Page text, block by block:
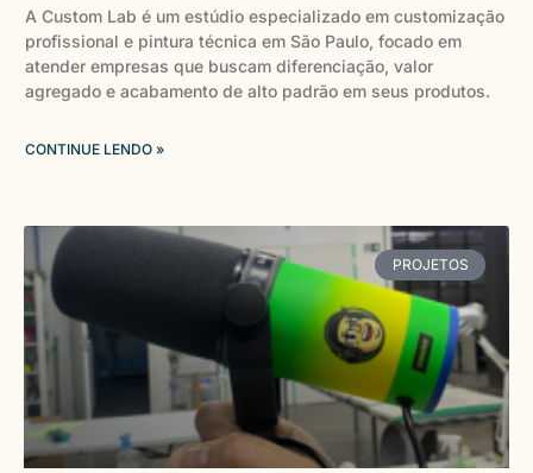
A Custom Lab é um estúdio especializado em customização
profissional e pintura técnica em São Paulo, focado em
atender empresas que buscam diferenciação, valor
agregado e acabamento de alto padrão em seus produtos.
CONTINUE LENDO »
PROJETOS